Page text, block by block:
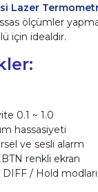
Lazer
ölçümler
için idealdir.
0.1 ~ 1.0
hassasiyeti
ve sesli alarm
renkli ekran
/ Hold modları